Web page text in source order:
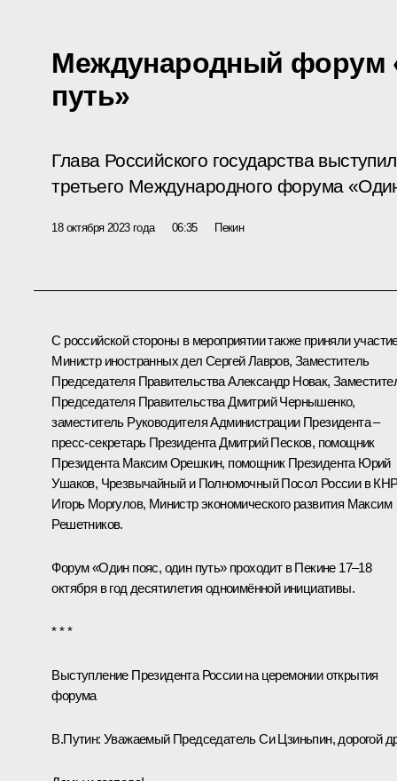
Международный форум
путь»
Глава Российского государства
третьего Международного форума
18 октября 2023 года 06:35 Пекин
С российской стороны в мероприятии также приняли
Министр иностранных дел Сергей Лавров, Заместитель
Председателя ПравительстваАлександр Новак,
Председателя ПравительстваДмитрий Чернышенко,
заместитель Руководителя Администрации Президента –
пресс-секретарь ПрезидентаДмитрий Песков, помощник
Президента Максим Орешкин, помощник Президента Юрий
Ушаков, Чрезвычайный и Полномочный Посол России в
Игорь Моргулов, Министр экономического развития Максим
Решетников.
Форум «Один пояс, один путь» проходит в Пекине 17–18
октября в год десятилетия одноимённой инициативы.
* * *
Выступление Президента России на церемонии открытия
форума
В.Путин: Уважаемый Председатель Си Цзиньпин, дорогой